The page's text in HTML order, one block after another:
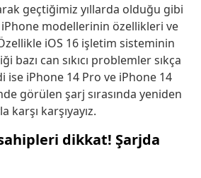
geçtiğimiz yıllarda olduğu gibi
iPhone modellerinin özellikleri ve
iOS 16 işletim sisteminin
bazı can sıkıcı problemler sıkça
ise iPhone 14 Pro ve iPhone 14
görülen şarj sırasında yeniden
karşıyayız.
dikkat! Şarjda